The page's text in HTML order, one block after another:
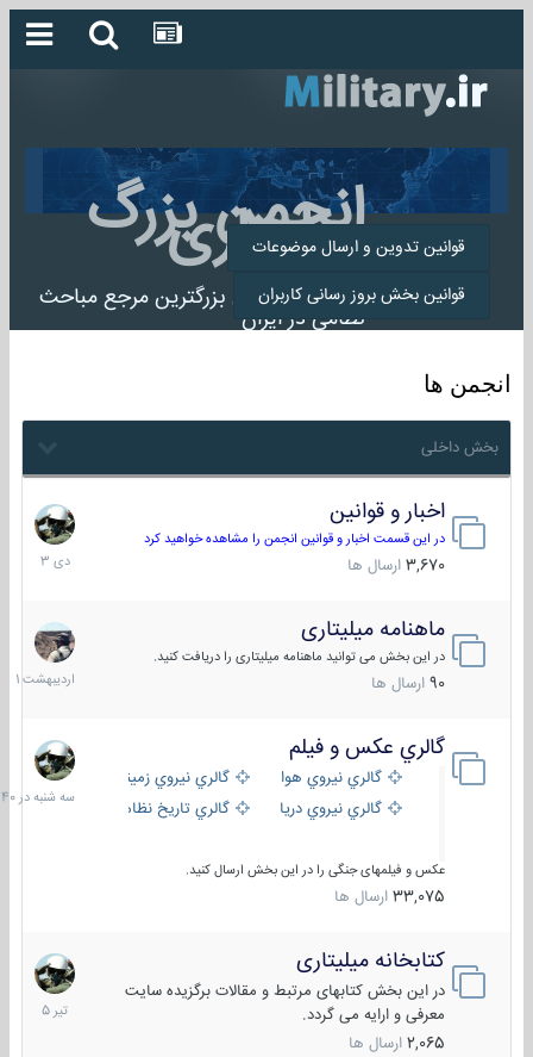
انجمن بزرگ
میلیتاری
انجمن میلیتاری بزرگترین مرجع مباحث
نظامی در ایران
قوانین تدوین و ارسال موضوعات
قوانین بخش بروز رسانی کاربران
انجمن ها
بخش داخلی
اخبار و قوانین
در این قسمت اخبار و قوانین انجمن را مشاهده خواهید کرد
3,670 ارسال ها
22
دی
1403
ماهنامه میلیتاری
در این بخش می توانید ماهنامه میلیتاری را دریافت کنید.
90 ارسال ها
30
1401
گالري عكس و فيلم
گالري نيروي هوايي
گالري نيروي زميني
گالري نيروي دريايي
گالري تاریخ نظامی
عکس و فیلمهای جنگی را در این بخش ارسال کنید.
33,075 ارسال ها
سه
شنبه
در
کتابخانه میلیتاری
در این بخش کتابهای مرتبط و مقالات برگزیده سایت
معرفی و ارایه می گردد.
2,065 ارسال ها
16
تیر
1405